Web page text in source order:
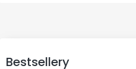
Bestsellery